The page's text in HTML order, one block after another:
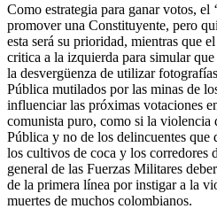
Como estrategia para ganar votos, el
promover una Constituyente, pero
esta será su prioridad, mientras que
critica a la izquierda para simular
la desvergüenza de utilizar
Pública mutilados por las minas de
influenciar las próximas votaciones
comunista puro, como si la violencia
Pública y no de los delincuentes que
los cultivos de coca y los corredores
general de las Fuerzas Militares
de la primera línea por instigar a la
muertes de muchos colombianos.